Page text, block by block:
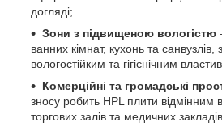
догляді;
Зони з підвищеною вологістю
ванних кімнат, кухонь та санвузлів,
вологостійким та гігієнічним
Комерційні та громадські
зносу робить HPL плити відмінним
торгових залів та медичних